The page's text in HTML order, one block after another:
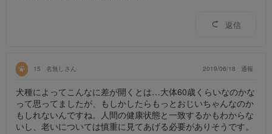
返信
15 名無しさん 2019/06/18 通報
犬種によってこんなに差が開くとは…大体60歳くらいなのかな
って思ってましたが、もしかしたらもっとおじいちゃんなのか
もしれないんですね。人間の健康状態と一致するかもわからな
いし、老いについては慎重に見てあげる必要がありそうです。